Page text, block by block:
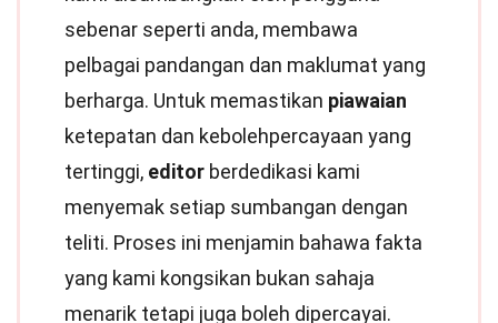
sebenar seperti anda, membawa
pelbagai pandangan dan maklumat yang
berharga. Untuk memastikan piawaian
ketepatan dan kebolehpercayaan yang
tertinggi, editor berdedikasi kami
menyemak setiap sumbangan dengan
teliti. Proses ini menjamin bahawa fakta
yang kami kongsikan bukan sahaja
menarik tetapi juga boleh dipercayai.